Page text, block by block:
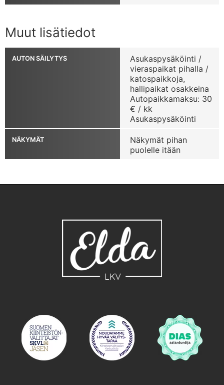
Muut lisätiedot
AUTON SÄILYTYS
Asukaspysäköinti /
vieraspaikat pihalla /
katospaikkoja,
hallipaikat osakkeina
Autopaikkamaksu: 30
€ / kk
Asukaspysäköinti
NÄKYMÄT
Näkymät pihan
puolelle itään